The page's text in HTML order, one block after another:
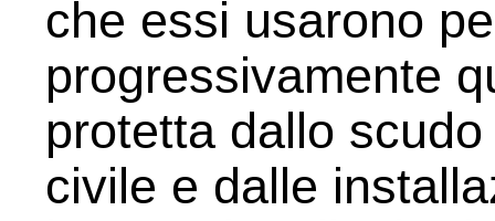
che essi usarono
progressivamente
protetta dallo
civile e dalle